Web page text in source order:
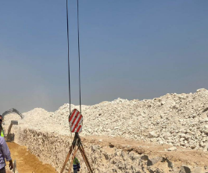
«المؤشر» يطرح السؤال الصعب: هل
كان اختيار خريج معهد العاشر من
رمضان وزيرًا للإسكان قرارًا صائبًا؟